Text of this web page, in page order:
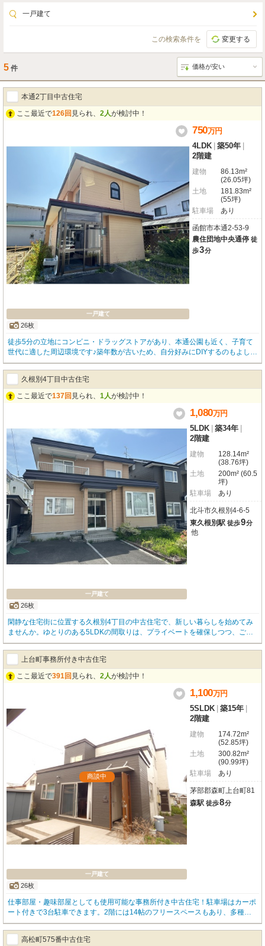
一戸建て
この検索条件を 変更する
5 件
本通2丁目中古住宅
ここ最近で126回 見られ、 2人が検討中！
一戸建て
26枚
750万円
4LDK 築50年
2階建
建物
86.13m²
(26.05坪)
土地
181.83m²
(55坪)
駐車場
あり
函館市本通2-53-9
農住団地中央通停 徒
歩3分
徒歩5分の立地にコンビニ・ドラッグストアがあり、本通公園も近く、子育て
世代に適した周辺環境です♪築年数が古いため、自分好みにDIYするのもよし、
新たに建築するのもよし！物置きは趣味小屋としての活用もできる広さを兼ね
備えているので、ぜひ、自分好みの住環境に変貌させてみてはいかがでしょう
か。久根別4丁目中古住宅
ここ最近で137回 見られ、 1人が検討中！
一戸建て
26枚
1,080万円
5LDK 築34年
2階建
建物
128.14m²
(38.76坪)
土地
200m² (60.5
坪)
駐車場
あり
北斗市久根別4-6-5
東久根別駅 徒歩9分
他
閑静な住宅街に位置する久根別4丁目の中古住宅で、新しい暮らしを始めてみ
ませんか。ゆとりのある5LDKの間取りは、プライベートを確保しつつ、ご家
族皆様がゆったりと過ごせる空間です。収納も豊富に備わっており、お部屋を
いつもすっきりと保てるのが嬉しいポイント！！徒歩3分のコンビニをはじ
め、スーパーや小学校も徒歩圏内に揃い、お買い物やお子様の通学にも便利な
立地の物件です。
上台町事務所付き中古住宅
ここ最近で391回 見られ、 2人が検討中！
商談中
一戸建て
26枚
1,100万円
5SLDK 築15年
2階建
建物
174.72m²
(52.85坪)
土地
300.82m²
(90.99坪)
駐車場
あり
茅部郡森町上台町81
森駅 徒歩8分
仕事部屋・趣味部屋としても使用可能な事務所付き中古住宅！駐車場はカーポ
ート付きで3台駐車できます。2階には14帖のフリースペースもあり、多種多
様な用途として活用でき、夢が膨らみますね♪詳しくはミニミニFC函館店【01
38-87-1023】までお気軽にお問い合わせください！
高松町575番中古住宅